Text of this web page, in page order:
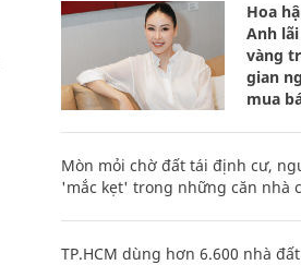
Hoa
Anh
vàng
gian
mua
Mòn mỏi chờ đất tái định cư,
'mắc kẹt' trong những căn nhà
TP.HCM dùng hơn 6.600 nhà